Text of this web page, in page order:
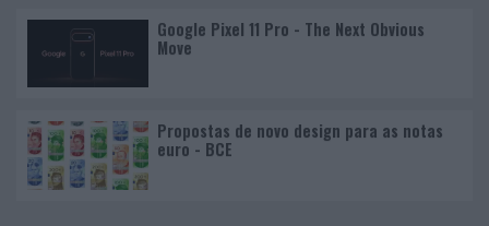
Google Pixel 11 Pro - The Next Obvious
Move
Propostas de novo design para as notas
euro - BCE